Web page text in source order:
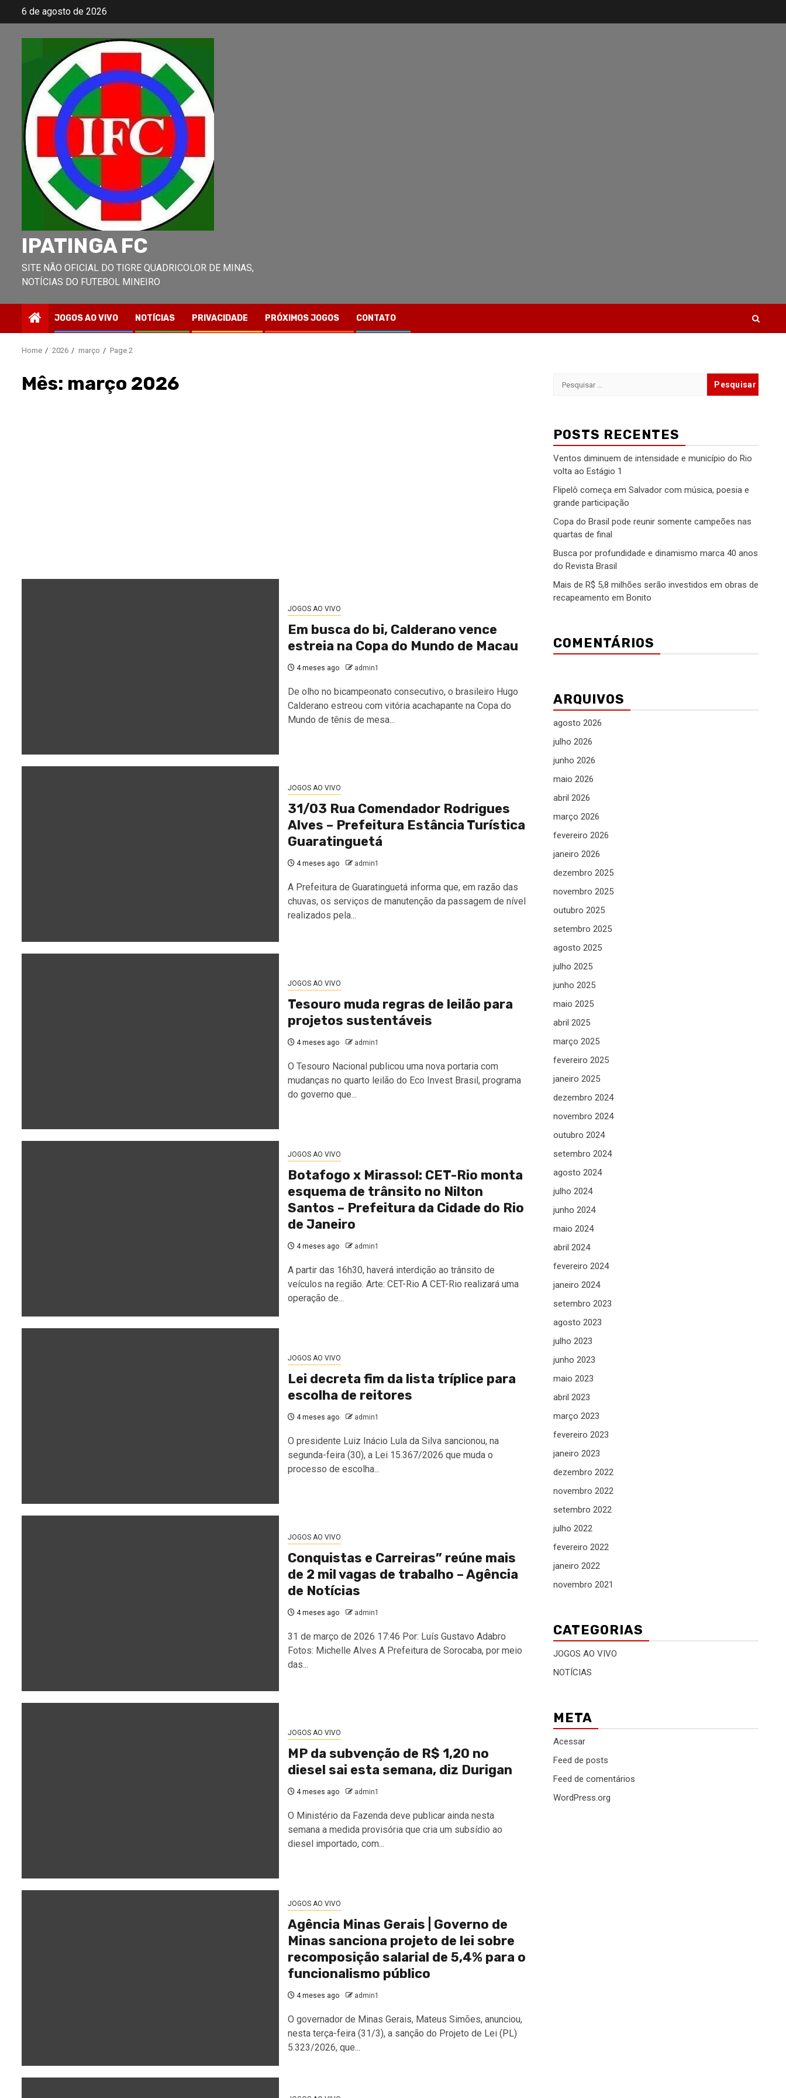
6 de agosto de 2026
IPATINGA FC
SITE NÃO OFICIAL DO TIGRE QUADRICOLOR DE MINAS,
NOTÍCIAS DO FUTEBOL MINEIRO
JOGOS AO VIVO NOTÍCIAS PRIVACIDADE PRÓXIMOS JOGOS CONTATO
Home 2026 março Page 2
Mês: março 2026
JOGOS AO VIVO
Em busca do bi, Calderano vence
estreia na Copa do Mundo de Macau
4 meses ago admin1
De olho no bicampeonato consecutivo, o brasileiro Hugo
Calderano estreou com vitória acachapante na Copa do
Mundo de tênis de mesa...
JOGOS AO VIVO
31/03 Rua Comendador Rodrigues
Alves – Prefeitura Estância Turística
Guaratinguetá
4 meses ago admin1
A Prefeitura de Guaratinguetá informa que, em razão das
chuvas, os serviços de manutenção da passagem de nível
realizados pela...
JOGOS AO VIVO
Tesouro muda regras de leilão para
projetos sustentáveis
4 meses ago admin1
O Tesouro Nacional publicou uma nova portaria com
mudanças no quarto leilão do Eco Invest Brasil, programa
do governo que...
JOGOS AO VIVO
Botafogo x Mirassol: CET-Rio monta
esquema de trânsito no Nilton
Santos – Prefeitura da Cidade do Rio
de Janeiro
4 meses ago admin1
A partir das 16h30, haverá interdição ao trânsito de
veículos na região. Arte: CET-Rio A CET-Rio realizará uma
operação de...
JOGOS AO VIVO
Lei decreta fim da lista tríplice para
escolha de reitores
4 meses ago admin1
O presidente Luiz Inácio Lula da Silva sancionou, na
segunda-feira (30), a Lei 15.367/2026 que muda o
processo de escolha...
JOGOS AO VIVO
Conquistas e Carreiras” reúne mais
de 2 mil vagas de trabalho – Agência
de Notícias
4 meses ago admin1
31 de março de 2026 17:46 Por: Luís Gustavo Adabro
Fotos: Michelle Alves A Prefeitura de Sorocaba, por meio
das...
JOGOS AO VIVO
MP da subvenção de R$ 1,20 no
diesel sai esta semana, diz Durigan
4 meses ago admin1
O Ministério da Fazenda deve publicar ainda nesta
semana a medida provisória que cria um subsídio ao
diesel importado, com...
JOGOS AO VIVO
Agência Minas Gerais | Governo de
Minas sanciona projeto de lei sobre
recomposição salarial de 5,4% para o
funcionalismo público
4 meses ago admin1
O governador de Minas Gerais, Mateus Simões, anunciou,
nesta terça-feira (31/3), a sanção do Projeto de Lei (PL)
5.323/2026, que...
Pesquisar
POSTS RECENTES
Ventos diminuem de intensidade e município do Rio
volta ao Estágio 1
Flipelô começa em Salvador com música, poesia e
grande participação
Copa do Brasil pode reunir somente campeões nas
quartas de final
Busca por profundidade e dinamismo marca 40 anos
do Revista Brasil
Mais de R$ 5,8 milhões serão investidos em obras de
recapeamento em Bonito
COMENTÁRIOS
ARQUIVOS
agosto 2026
julho 2026
junho 2026
maio 2026
abril 2026
março 2026
fevereiro 2026
janeiro 2026
dezembro 2025
novembro 2025
outubro 2025
setembro 2025
agosto 2025
julho 2025
junho 2025
maio 2025
abril 2025
março 2025
fevereiro 2025
janeiro 2025
dezembro 2024
novembro 2024
outubro 2024
setembro 2024
agosto 2024
julho 2024
junho 2024
maio 2024
abril 2024
fevereiro 2024
janeiro 2024
setembro 2023
agosto 2023
julho 2023
junho 2023
maio 2023
abril 2023
março 2023
fevereiro 2023
janeiro 2023
dezembro 2022
novembro 2022
setembro 2022
julho 2022
fevereiro 2022
janeiro 2022
novembro 2021
CATEGORIAS
JOGOS AO VIVO
NOTÍCIAS
META
Acessar
Feed de posts
Feed de comentários
WordPress.org